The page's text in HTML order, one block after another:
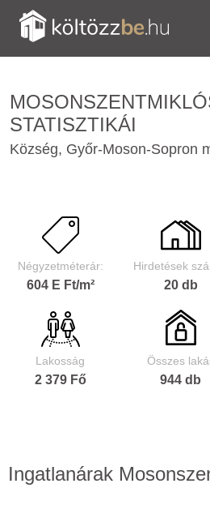
STATISZTIKÁI
Község, Győr-Moson-Sopron
Négyzetméterár:
604 E Ft/m²
Hirdetések
20 db
Lakosság
2 379 Fő
Összes
944 db
Ingatlanárak